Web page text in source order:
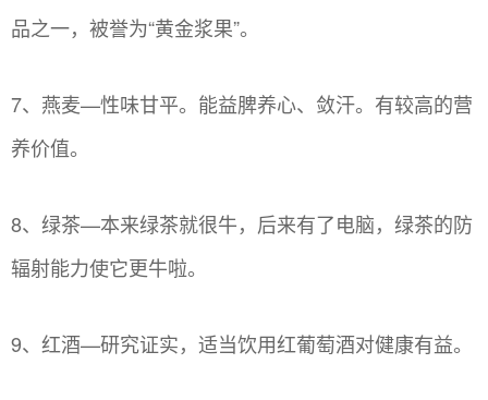
品之一，被誉为“黄金浆果”。
7、燕麦—性味甘平。能益脾养心、敛汗。有较高的营
养价值。
8、绿茶—本来绿茶就很牛，后来有了电脑，绿茶的防
辐射能力使它更牛啦。
9、红酒—研究证实，适当饮用红葡萄酒对健康有益。